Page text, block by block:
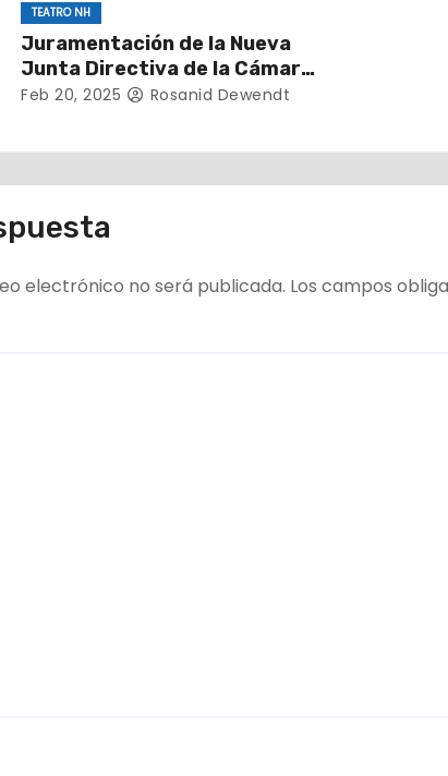
TEATRO NH
Juramentación de la Nueva
Junta Directiva de la Cámara
Inmobiliaria de Falcón (2025-
Feb 20, 2025 Rosanid Dewendt
electrónico no será publicada. Los campos